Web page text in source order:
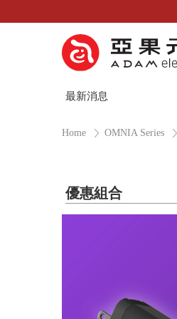
最新消息
Home OMNIA Series
優惠組合